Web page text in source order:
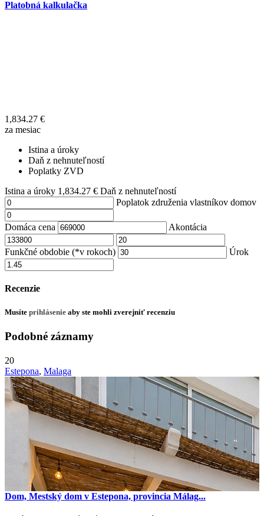
Platobná kalkulačka
1,834.27 €
za mesiac
Istina a úroky
Daň z nehnuteľností
Poplatky ZVD
Istina a úroky 1,834.27 € Daň z nehnuteľností
Poplatok združenia vlastníkov domov
Domáca cena Akontácia
Funkčné obdobie (*v rokoch) Úrok
Recenzie
Musíte prihlásenie aby ste mohli zverejniť recenziu
Podobné záznamy
20
Estepona, Malaga
Dom, Mestský dom v Estepona, provincia Málag...